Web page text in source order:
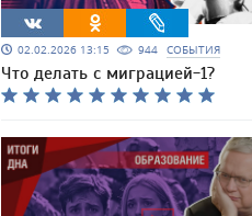
02.02.2026 13:15 944 СОБЫТИЯ
Что делать с миграцией-1?